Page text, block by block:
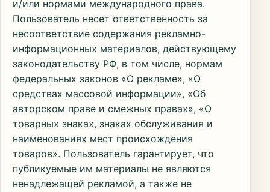
и/или нормами международного права.
Пользователь несет ответственность за
несоответствие содержания рекламно-
информационных материалов, действующему
законодательству РФ, в том числе, нормам
федеральных законов «О рекламе», «О
средствах массовой информации», «Об
авторском праве и смежных правах», «О
товарных знаках, знаках обслуживания и
наименованиях мест происхождения
товаров». Пользователь гарантирует, что
публикуемые им материалы не являются
ненадлежащей рекламой, а также не